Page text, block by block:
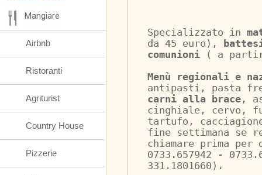
Specializzato in
da 45 euro),
comunioni ( a
Menù regionali e
antipasti, pasta
carni alla brace ,
cinghiale, cervo,
tartufo,
fine settimana se
chiamare prima
0733.657942 -
331.1801660).
Mangiare
Airbnb
Ristoranti
Agriturist
Country House
Pizzerie